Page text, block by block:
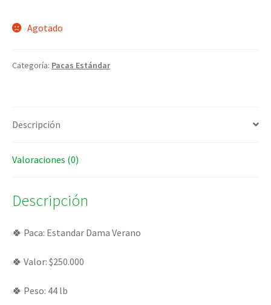
Agotado
Categoría: Pacas Estándar
Descripción
Valoraciones (0)
Descripción
🍀 Paca: Estandar Dama Verano
🍀 Valor: $250.000
🍀 Peso: 44 lb